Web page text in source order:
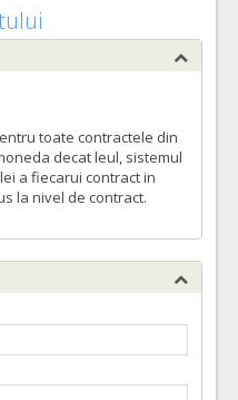
toate contractele din
decat leul, sistemul
a fiecarui contract in
la nivel de contract.